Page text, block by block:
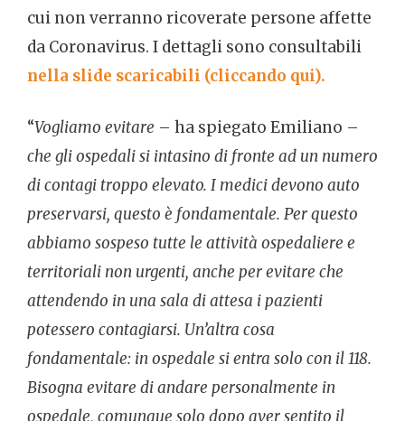
cui non verranno ricoverate persone affette
da Coronavirus. I dettagli sono consultabili
nella slide scaricabili (cliccando qui).
“Vogliamo evitare – ha spiegato Emiliano –
che gli ospedali si intasino di fronte ad un numero
di contagi troppo elevato. I medici devono auto
preservarsi, questo è fondamentale. Per questo
abbiamo sospeso tutte le attività ospedaliere e
territoriali non urgenti, anche per evitare che
attendendo in una sala di attesa i pazienti
potessero contagiarsi. Un’altra cosa
fondamentale: in ospedale si entra solo con il 118.
Bisogna evitare di andare personalmente in
ospedale, comunque solo dopo aver sentito il